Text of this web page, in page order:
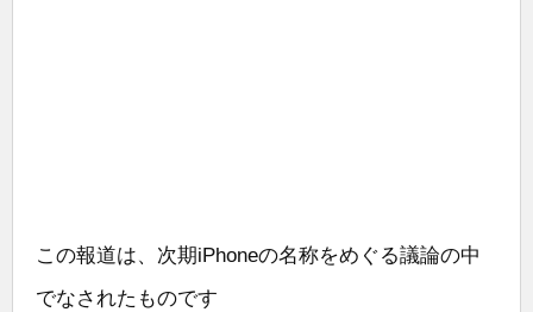
この報道は、次期iPhoneの名称をめぐる議論の中
でなされたものです